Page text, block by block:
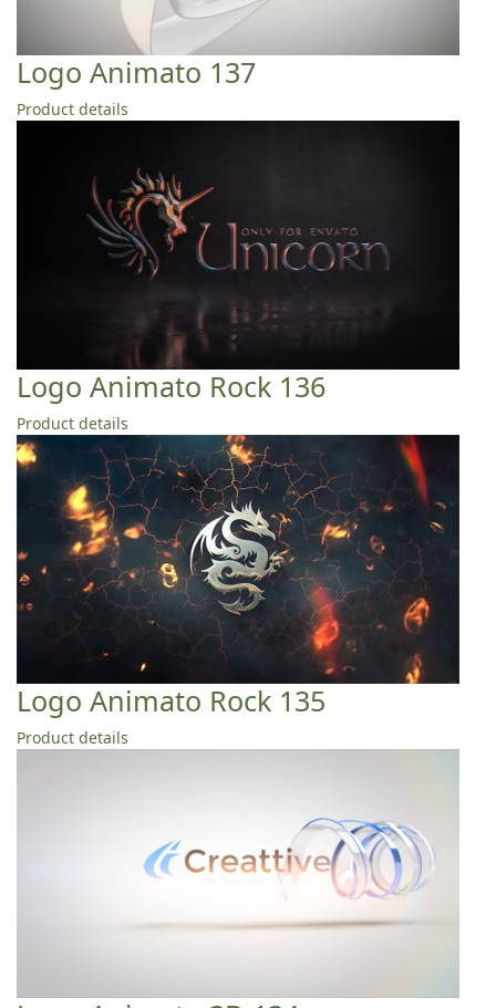
Logo Animato 137
Product details
Logo Animato Rock 136
Product details
Logo Animato Rock 135
Product details